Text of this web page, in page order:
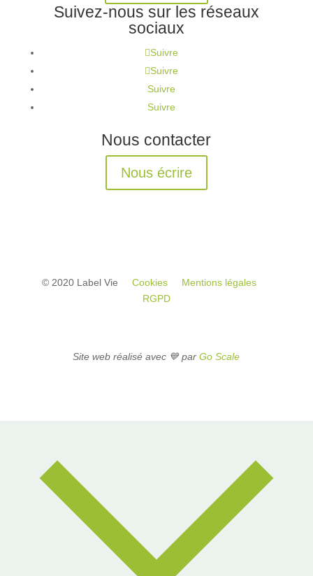
Suivez-nous sur les réseaux
sociaux
Suivre
Suivre
Suivre
Suivre
Nous contacter
Nous écrire
© 2020 Label VieCookies
Mentions légales
RGPD
Site web réalisé avec 💙 parGo Scale